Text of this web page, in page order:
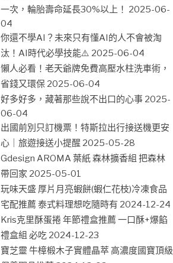
一次，輪胎壽命延長30%以上！ 2025-06-
04
你還不學AI？未來只有懂AI的人不會被淘
汰！AI時代必學技能⚠️ 2025-06-04
懶人必看！老天爺牌免費高壓水柱洗車術，
省錢又環保 2025-06-04
好多好多，藏著那些說不出口的心事 2025-
06-04
出國前別只訂機票！特斯拉出行接送機更安
心｜旅遊接送小提醒 2025-05-28
Gdesign AROMA 葉紙 森林擴香組 把森林
帶回家 2025-05-01
玩味天盛 厚片月亮蝦餅(蝦仁花枝)冷凍食品
宅配推薦 泰式料理想吃隨時有 2024-12-24
Kris克里酥蛋捲 年節禮盒推薦 一口酥+爆餡
禮盒組 必吃 2024-12-23
寶芝靈 牛樟椴木子實體晶萃 高濃度國寶頂級